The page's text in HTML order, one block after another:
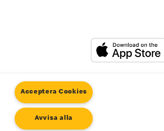
©2025
Acceptera Cookies
Avvisa alla